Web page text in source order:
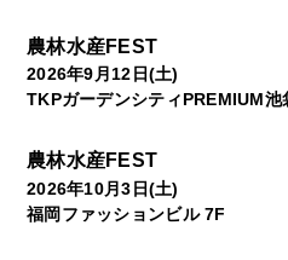
農林水産FEST
2026年9月12日(土)
TKPガーデンシティPREMIUM
農林水産FEST
2026年10月3日(土)
福岡ファッションビル 7F